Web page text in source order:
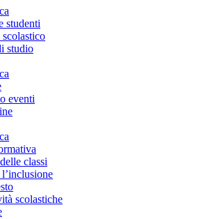
studenti
scolastico
studio
eventi
classi
scolastiche